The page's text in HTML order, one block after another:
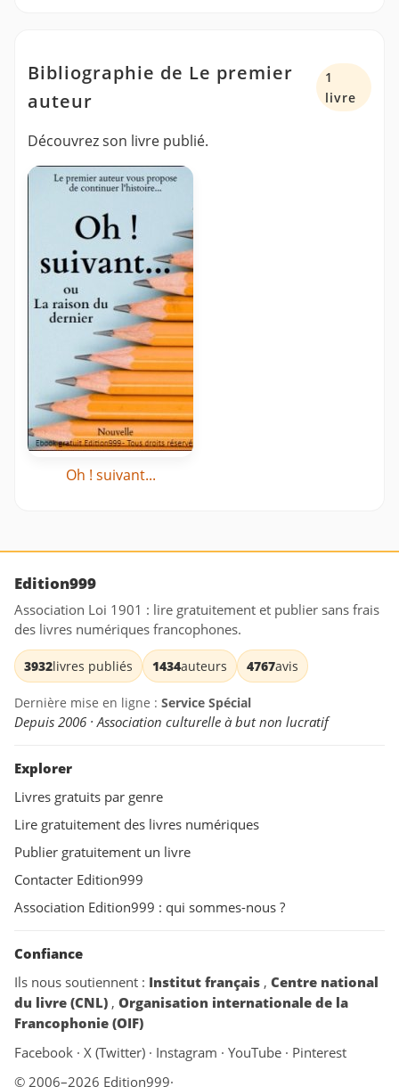
Bibliographie de Le premier
auteur
1
livre
Découvrez son livre publié.
Oh ! suivant...
Edition999
Association Loi 1901 : lire gratuitement et publier sans frais
des livres numériques francophones.
3932livres publiés 1434auteurs 4767avis
Dernière mise en ligne : Service Spécial
Depuis 2006 · Association culturelle à but non lucratif
Explorer
Livres gratuits par genre
Lire gratuitement des livres numériques
Publier gratuitement un livre
Contacter Edition999
Association Edition999 : qui sommes-nous ?
Confiance
Ils nous soutiennent : Institut français , Centre national
du livre (CNL) , Organisation internationale de la
Francophonie (OIF)
Facebook · X (Twitter) · Instagram · YouTube · Pinterest
© 2006–2026 Edition999·